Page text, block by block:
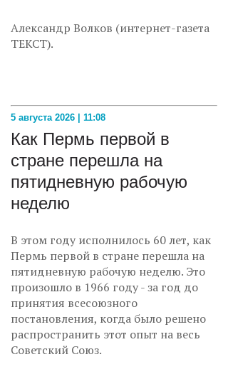
Александр Волков (интернет-газета
ТЕКСТ).
5 августа 2026 | 11:08
Как Пермь первой в
стране перешла на
пятидневную рабочую
неделю
В этом году исполнилось 60 лет, как
Пермь первой в стране перешла на
пятидневную рабочую неделю. Это
произошло в 1966 году - за год до
принятия всесоюзного
постановления, когда было решено
распространить этот опыт на весь
Советский Союз.